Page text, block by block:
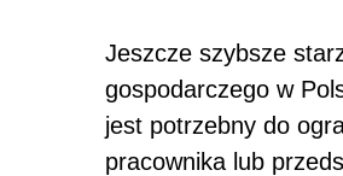
Jeszcze szybsze
gospodarczego w
jest potrzebny do
pracownika lub